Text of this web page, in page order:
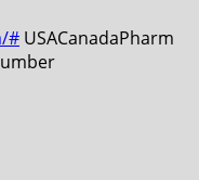
# USACanadaPharm